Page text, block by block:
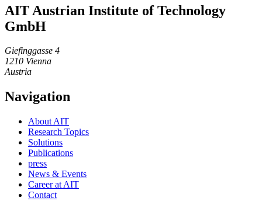
AIT Austrian Institute of Technology
GmbH
Giefinggasse 4
1210 Vienna
Austria
Navigation
About AIT
Research Topics
Solutions
Publications
press
News & Events
Career at AIT
Contact